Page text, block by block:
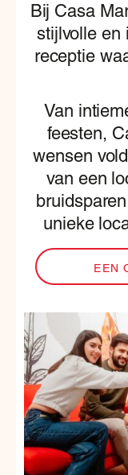
Bij Casa
stijlvolle en
receptie
Van
feesten,
wensen
van een
unieke
EEN